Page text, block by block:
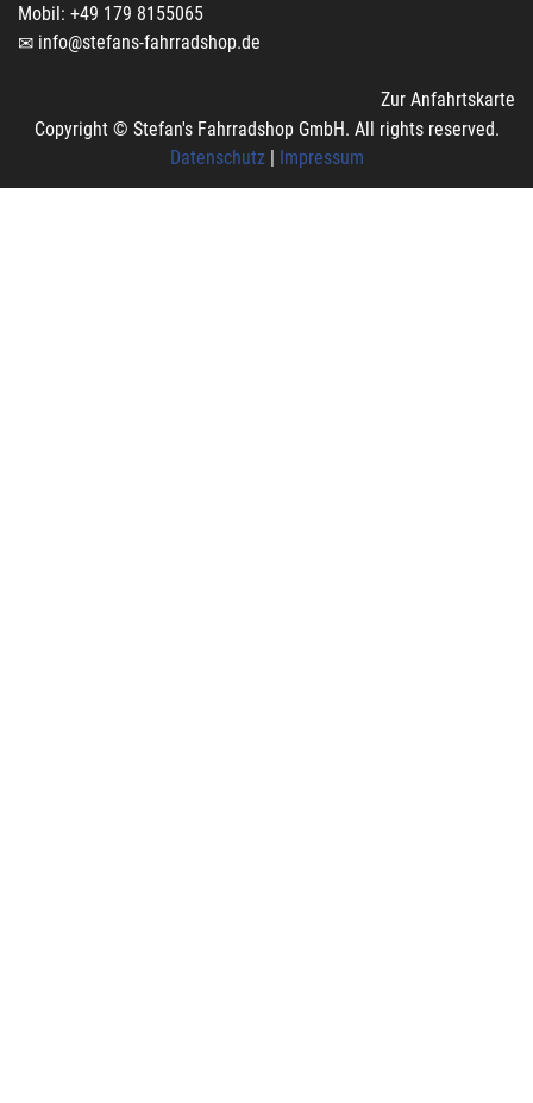
Mobil: +49 179 8155065
info@stefans-fahrradshop.de
Zur Anfahrtskarte
Copyright © Stefan's Fahrradshop GmbH. All rights reserved.
Datenschutz| Impressum